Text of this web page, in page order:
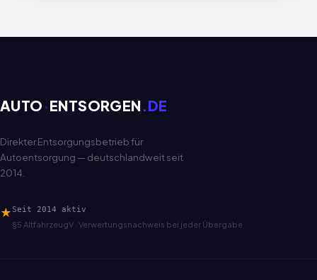
AUTO ·ENTSORGEN .DE
Direkter Entsorgungsbetrieb für
Autoentsorgung — deutschlandweit seit
2014.
★ Seit 2014 aktiv
§5 AltfahrzeugV · Verwertungsnachweis bei jeder Übergabe